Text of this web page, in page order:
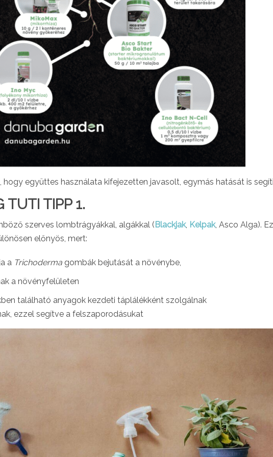
hogy együttes használata kifejezetten javasolt, egymás hatását is
TUTI TIPP 1.
szerves lombtrágyákkal, algákkal ( Blackjak, Kelpak, Asco Alga).
előnyös, mert:
a Trichoderma gombák bejutását a növénybe,
a növényfelületen
található anyagok kezdeti táplálékként szolgálnak
ezzel segítve a felszaporodásukat